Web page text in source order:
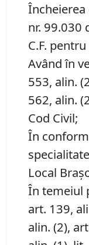
Încheierea
nr. 99.030
C.F.
Având în
553, alin.
562, alin.
Cod Civil;
În
Local
În temeiul
art. 139,
alin. (2),